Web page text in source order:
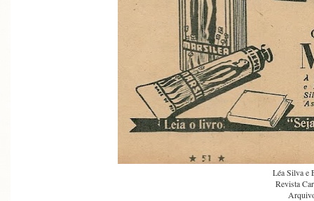
Léa Silva e
Revista